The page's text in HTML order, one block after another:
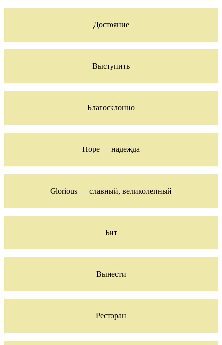
Достояние
Выступить
Благосклонно
Hope — надежда
Glorious — славный, великолепный
Бит
Вынести
Ресторан